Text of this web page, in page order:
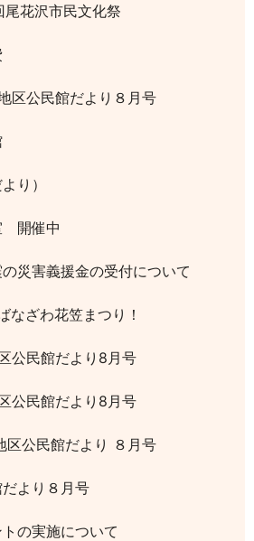
花沢市民文化祭
公民館だより８月号
り）
開催中
災害義援金の受付について
なざわ花笠まつり！
公民館だより8月号
公民館だより8月号
区公民館だより ８月号
より８月号
の実施について